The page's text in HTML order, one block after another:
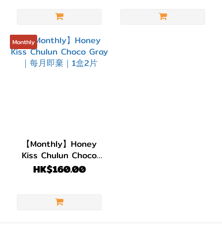
Monthly
【Monthly】Honey
Kiss Chulun Choco
Gray｜每月即棄｜1盒2
HK$160.00